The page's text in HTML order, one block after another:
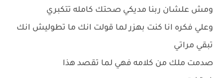
ومش علشان ربنا مديكي صحتك كامله تتكبري
وعلي فكره انا كنت بهزر لما قولت انك ما تطوليش انك
تبقي مراتي
صدمت ملك من كلامه فهي لما تقصد هذا